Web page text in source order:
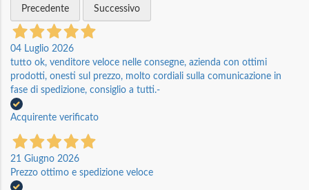
Precedente
Successivo
04 Luglio 2026
tutto ok, venditore veloce nelle consegne, azienda con ottimi
prodotti, onesti sul prezzo, molto cordiali sulla comunicazione in
fase di spedizione, consiglio a tutti.-
Acquirente verificato
21 Giugno 2026
Prezzo ottimo e spedizione veloce